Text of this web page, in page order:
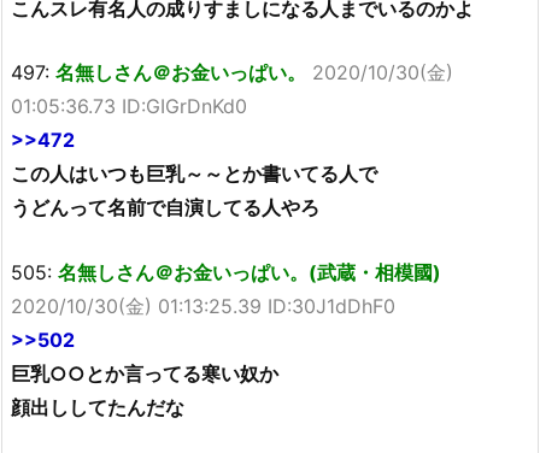
こんスレ有名人の成りすましになる人までいるのかよ
497: 名無しさん＠お金いっぱい。
2020/10/30(金)
01:05:36.73 ID:GIGrDnKd0
>>472
この人はいつも巨乳～～とか書いてる人で
うどんって名前で自演してる人やろ
505: 名無しさん＠お金いっぱい。(武蔵・相模國)
2020/10/30(金) 01:13:25.39 ID:30J1dDhF0
>>502
巨乳○○とか言ってる寒い奴か
顔出ししてたんだな